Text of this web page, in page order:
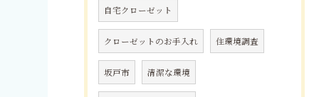
自宅クローゼット
クローゼットのお手入れ 住環境調査
坂戸市 清潔な環境